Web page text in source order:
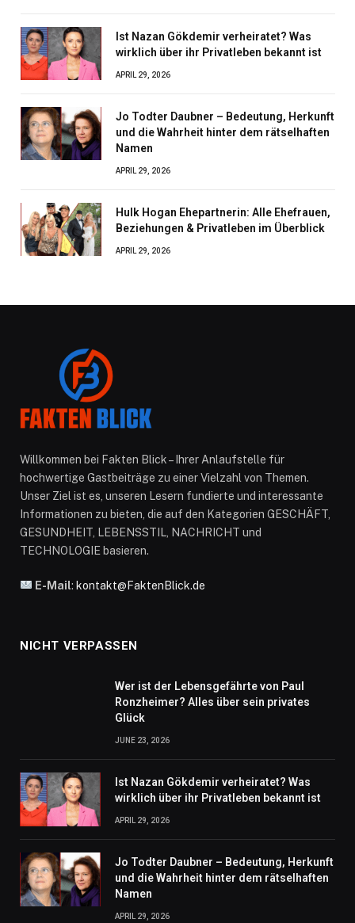
Ist Nazan Gökdemir verheiratet? Was
wirklich über ihr Privatleben bekannt ist
APRIL 29, 2026
Jo Todter Daubner – Bedeutung, Herkunft
und die Wahrheit hinter dem rätselhaften
Namen
APRIL 29, 2026
Hulk Hogan Ehepartnerin: Alle Ehefrauen,
Beziehungen & Privatleben im Überblick
APRIL 29, 2026
Willkommen bei Fakten Blick – Ihrer Anlaufstelle für
hochwertige Gastbeiträge zu einer Vielzahl von Themen.
Unser Ziel ist es, unseren Lesern fundierte und interessante
Informationen zu bieten, die auf den Kategorien GESCHÄFT,
GESUNDHEIT, LEBENSSTIL, NACHRICHT und
TECHNOLOGIE basieren.
E-Mail: kontakt@FaktenBlick.de
NICHT VERPASSEN
Wer ist der Lebensgefährte von Paul
Ronzheimer? Alles über sein privates
Glück
JUNE 23, 2026
Ist Nazan Gökdemir verheiratet? Was
wirklich über ihr Privatleben bekannt ist
APRIL 29, 2026
Jo Todter Daubner – Bedeutung, Herkunft
und die Wahrheit hinter dem rätselhaften
Namen
APRIL 29, 2026